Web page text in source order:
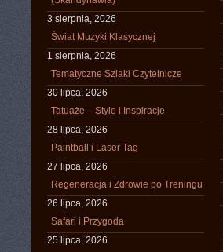
3 sierpnia, 2026
Świat Muzyki Klasycznej
1 sierpnia, 2026
Tematyczne Szlaki Czytelnicze
30 lipca, 2026
Tatuaże – Style i Inspiracje
28 lipca, 2026
Paintball i Laser Tag
27 lipca, 2026
Regeneracja i Zdrowie po Treningu
26 lipca, 2026
Safari i Przygoda
25 lipca, 2026